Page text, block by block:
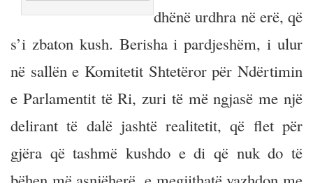
dhënë urdhra në erë, që
s’i zbaton kush. Berisha i pardjeshëm, i ulur
në sallën e Komitetit Shtetëror për Ndërtimin
e Parlamentit të Ri, zuri të më ngjasë me një
delirant të dalë jashtë realitetit, që flet për
gjëra që tashmë kushdo e di që nuk do të